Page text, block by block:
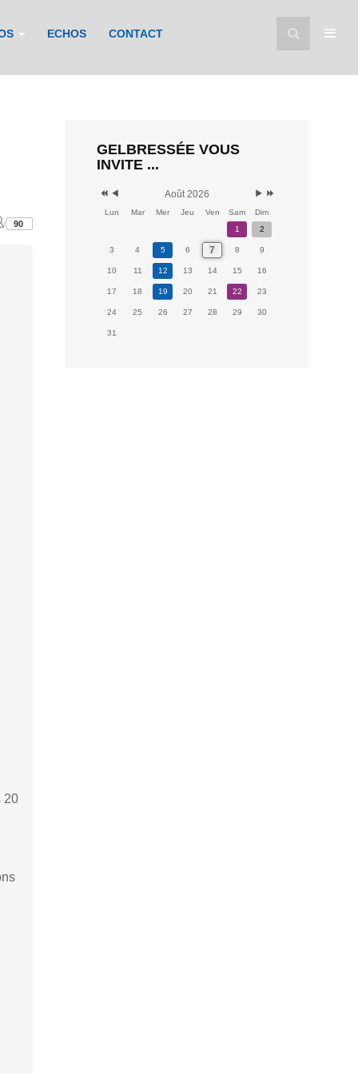
ECHOS CONTACT
90
20
GELBRESSÉE VOUS
INVITE ...
Août 2026
Lun Mar Mer Jeu Ven Sam
Dim
1
2
3 4 5 6 7 8 9
10 11 12 13 14 15 16
17 18 19 20 21 22 23
24 25 26 27 28 29 30
31